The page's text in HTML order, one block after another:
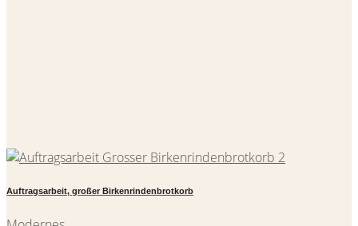
Auftragsarbeit, großer Birkenrindenbrotkorb